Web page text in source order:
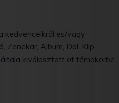
kedvenceikről és/vagy
Zenekar, Album, Dal, Klip,
általa kiválasztott öt témakörbe